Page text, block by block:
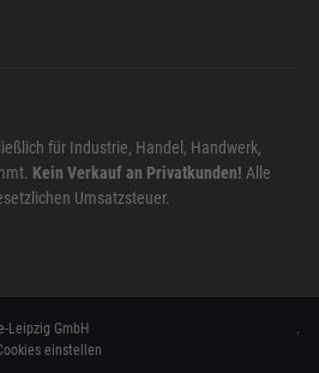
für Industrie, Handel, Handwerk,
Kein Verkauf an Privatkunden! Alle
Umsatzsteuer.
Leipzig GmbH
.
einstellen